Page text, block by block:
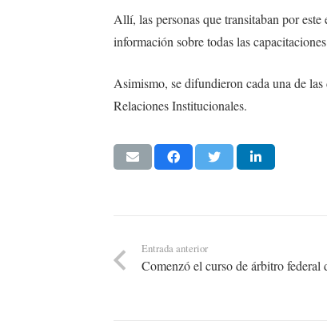
Allí, las personas que transitaban por
información sobre todas las
Asimismo, se difundieron cada una de
Relaciones Institucionales.
Entrada anterior
Comenzó el curso de árbitro federal